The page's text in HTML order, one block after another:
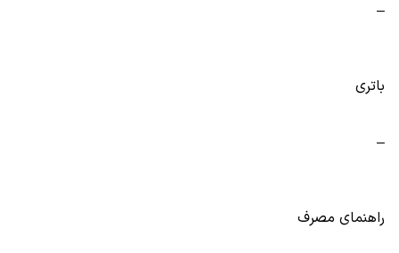
–
باتری
–
راهنمای مصرف